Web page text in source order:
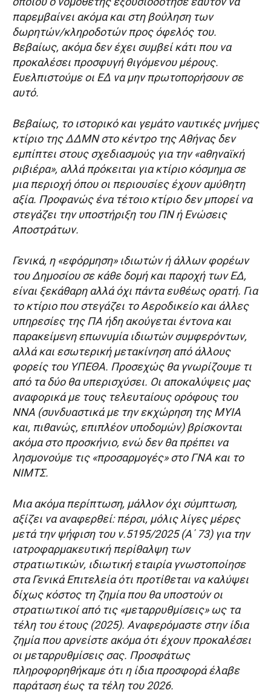
παρεμβαίνει ακόμα και στη βούληση των
δωρητών/κληροδοτών προς όφελός του.
Βεβαίως, ακόμα δεν έχει συμβεί κάτι που να
προκαλέσει προσφυγή θιγόμενου μέρους.
Ευελπιστούμε οι ΕΔ να μην πρωτοπορήσουν σε
αυτό.
Βεβαίως, το ιστορικό και γεμάτο ναυτικές μνήμες
κτίριο της ΔΔΜΝ στο κέντρο της Αθήνας δεν
εμπίπτει στους σχεδιασμούς για την «αθηναϊκή
ριβιέρα», αλλά πρόκειται για κτίριο κόσμημα σε
μια περιοχή όπου οι περιουσίες έχουν αμύθητη
αξία. Προφανώς ένα τέτοιο κτίριο δεν μπορεί να
στεγάζει την υποστήριξη του ΠΝ ή Ενώσεις
Αποστράτων.
Γενικά, η «εφόρμηση» ιδιωτών ή άλλων φορέων
του Δημοσίου σε κάθε δομή και παροχή των ΕΔ,
είναι ξεκάθαρη αλλά όχι πάντα ευθέως ορατή. Για
το κτίριο που στεγάζει το Αεροδικείο και άλλες
υπηρεσίες της ΠΑ ήδη ακούγεται έντονα και
παρακείμενη επωνυμία ιδιωτών συμφερόντων,
αλλά και εσωτερική μετακίνηση από άλλους
φορείς του ΥΠΕΘΑ. Προσεχώς θα γνωρίζουμε τι
από τα δύο θα υπερισχύσει. Οι αποκαλύψεις μας
αναφορικά με τους τελευταίους ορόφους του
ΝΝΑ (συνδυαστικά με την εκχώρηση της ΜΥΙΑ
και, πιθανώς, επιπλέον υποδομών) βρίσκονται
ακόμα στο προσκήνιο, ενώ δεν θα πρέπει να
λησμονούμε τις «προσαρμογές» στο ΓΝΑ και το
ΝΙΜΤΣ.
Μια ακόμα περίπτωση, μάλλον όχι σύμπτωση,
αξίζει να αναφερθεί: πέρσι, μόλις λίγες μέρες
μετά την ψήφιση του ν.5195/2025 (Α΄ 73) για την
ιατροφαρμακευτική περίθαλψη των
στρατιωτικών, ιδιωτική εταιρία γνωστοποίησε
στα Γενικά Επιτελεία ότι προτίθεται να καλύψει
δίχως κόστος τη ζημία που θα υποστούν οι
στρατιωτικοί από τις «μεταρρυθμίσεις» ως τα
τέλη του έτους (2025). Αναφερόμαστε στην ίδια
ζημία που αρνείστε ακόμα ότι έχουν προκαλέσει
οι μεταρρυθμίσεις σας. Προσφάτως
πληροφορηθήκαμε ότι η ίδια προσφορά έλαβε
παράταση έως τα τέλη του 2026.